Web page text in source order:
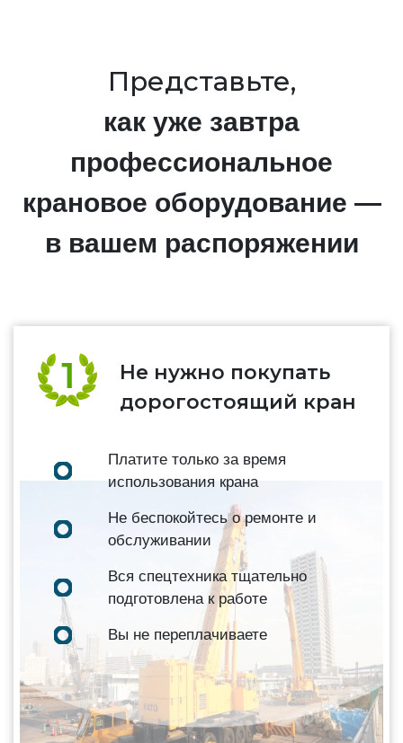
Представьте,
как уже завтра
профессиональное
крановое оборудование —
в вашем распоряжении
Не нужно покупать
дорогостоящий кран
Платите только за время
использования крана
Не беспокойтесь о ремонте и
обслуживании
Вся спецтехника тщательно
подготовлена к работе
Вы не переплачиваете